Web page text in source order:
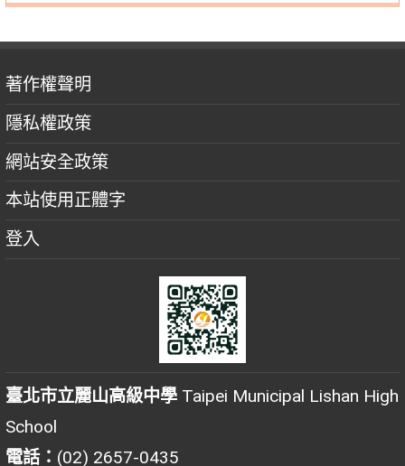
著作權聲明
隱私權政策
網站安全政策
本站使用正體字
登入
臺北市立麗山高級中學 Taipei Municipal Lishan High
School
電話： (02) 2657-0435